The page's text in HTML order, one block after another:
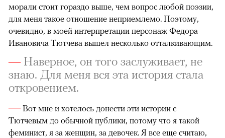
морали стоит гораздо выше, чем вопрос любой поэзии,
для меня такое отношение неприемлемо. Поэтому,
очевидно, в моей интерпретации персонаж Федора
Ивановича Тютчева вышел несколько отталкивающим.
—Наверное, он того заслуживает, не
знаю. Для меня вся эта история стала
откровением.
—Вот мне и хотелось донести эти истории с
Тютчевым до обычной публики, потому что я такой
феминист, я за женщин, за девочек. Я все еще считаю,